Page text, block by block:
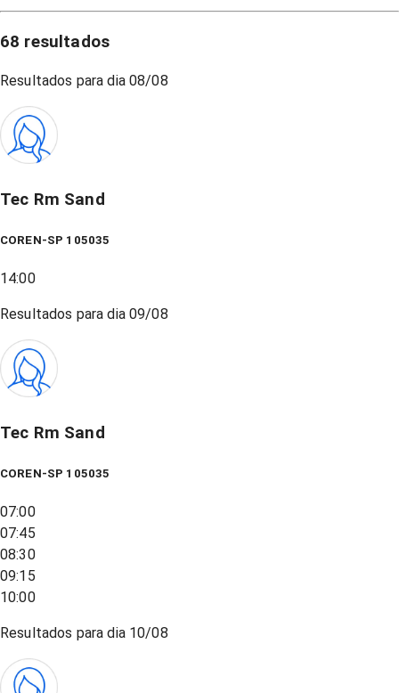
68 resultados
Resultados para dia 08/08
Tec Rm Sand
COREN-SP 105035
14:00
Resultados para dia09/08
Tec Rm Sand
COREN-SP 105035
07:00
07:45
08:30
09:15
10:00
Resultados para dia 10/08